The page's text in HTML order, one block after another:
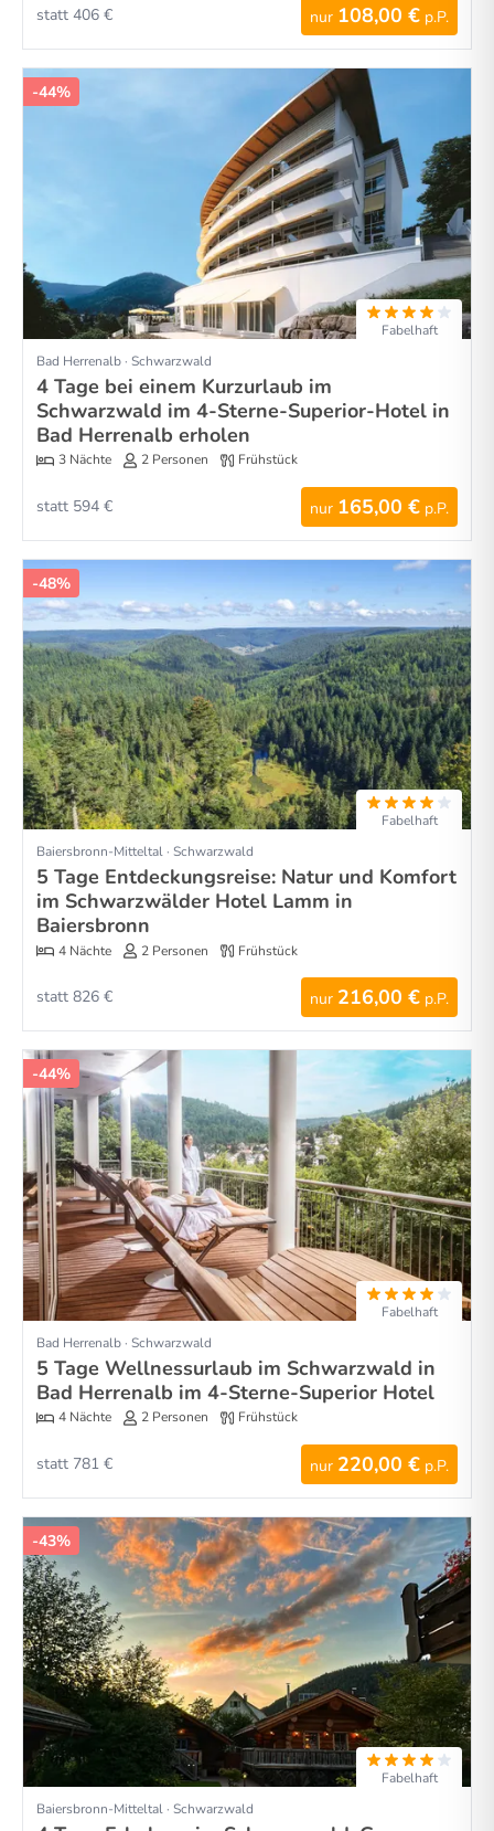
nur 108,00 € p.P.
statt 406 €
-44%
Fabelhaft
Bad Herrenalb · Schwarzwald
4 Tage bei einem Kurzurlaub im
Schwarzwald im 4-Sterne-Superior-Hotel in
Bad Herrenalb erholen
3 Nächte 2 Personen Frühstück
nur 165,00 € p.P.
statt 594 €
-48%
Fabelhaft
Baiersbronn-Mitteltal · Schwarzwald
5 Tage Entdeckungsreise: Natur und Komfort
im Schwarzwälder Hotel Lamm in
Baiersbronn
4 Nächte 2 Personen Frühstück
nur 216,00 € p.P.
statt 826 €
-44%
Fabelhaft
Bad Herrenalb · Schwarzwald
5 Tage Wellnessurlaub im Schwarzwald in
Bad Herrenalb im 4-Sterne-Superior Hotel
4 Nächte 2 Personen Frühstück
nur 220,00 € p.P.
statt 781 €
-43%
Fabelhaft
Baiersbronn-Mitteltal · Schwarzwald